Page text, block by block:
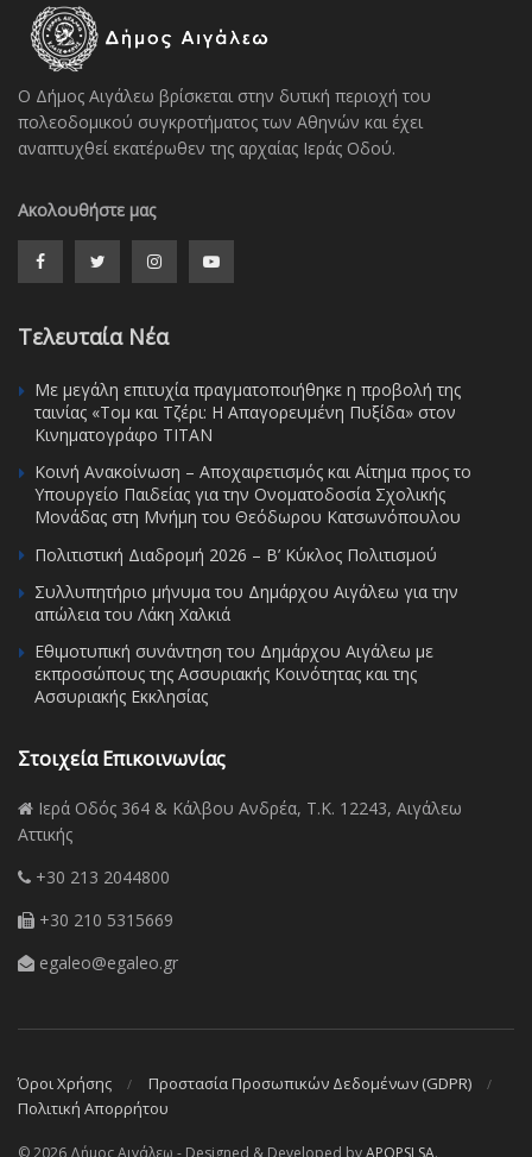
Ο Δήμος Αιγάλεω βρίσκεται στην δυτική περιοχή του
πολεοδομικού συγκροτήματος των Αθηνών και έχει
αναπτυχθεί εκατέρωθεν της αρχαίας Ιεράς Οδού.
Ακολουθήστε μας
Τελευταία Νέα
Με μεγάλη επιτυχία πραγματοποιήθηκε η προβολή της
ταινίας «Τομ και Τζέρι: Η Απαγορευμένη Πυξίδα» στον
Κινηματογράφο ΤΙΤΑΝ
Κοινή Ανακοίνωση – Αποχαιρετισμός και Αίτημα προς το
Υπουργείο Παιδείας για την Ονοματοδοσία Σχολικής
Μονάδας στη Μνήμη του Θεόδωρου Κατσωνόπουλου
Πολιτιστική Διαδρομή 2026 – Β’ Κύκλος Πολιτισμού
Συλλυπητήριο μήνυμα του Δημάρχου Αιγάλεω για την
απώλεια του Λάκη Χαλκιά
Εθιμοτυπική συνάντηση του Δημάρχου Αιγάλεω με
εκπροσώπους της Ασσυριακής Κοινότητας και της
Ασσυριακής Εκκλησίας
Στοιχεία Επικοινωνίας
Ιερά Οδός 364 & Κάλβου Ανδρέα, Τ.Κ. 12243, Αιγάλεω
Αττικής
+30 213 2044800
+30 210 5315669
egaleo@egaleo.gr
Όροι Χρήσης
Προστασία Προσωπικών Δεδομένων (GDPR)
Πολιτική Απορρήτου